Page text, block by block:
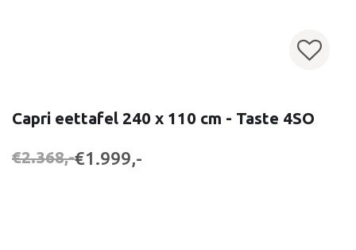
Capri eettafel 240 x 110 cm - Taste 4SO
€2.368,-€1.999,-